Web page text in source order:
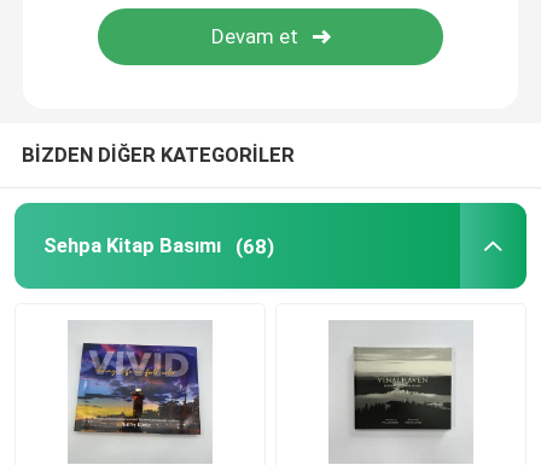
Renkli Kitap Baskı
Özel Kutsal Kitap Basımı
Hediye Paket Kutuları
BİZDEN DİĞER KATEGORİLER
Sehpa Kitap Basımı (68)